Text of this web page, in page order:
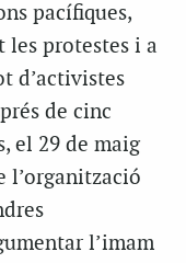
pacífiques,
les protestes i a
d’activistes
de cinc
el 29 de maig
l’organització
l’imam